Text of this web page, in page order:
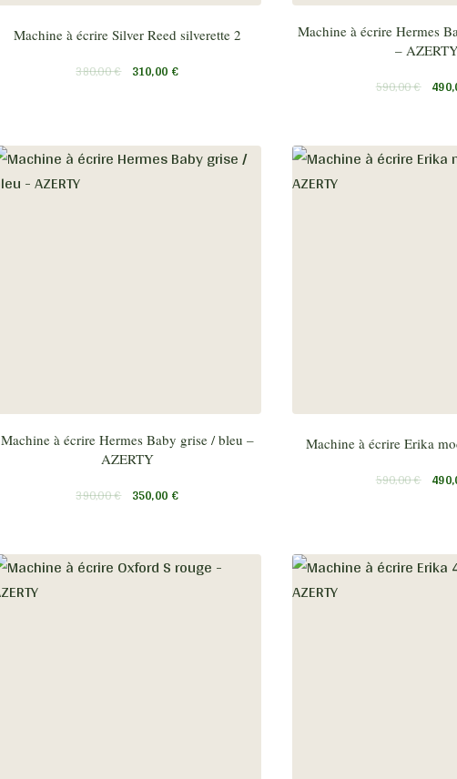
Machine à écrire Silver Reed silverette 2
380,00€ 310,00 €
Machine à écrire Hermes
–
590,00€
Machine à écrire Hermes Baby grise / bleu –
AZERTY
390,00€ 350,00 €
Machine à écrire Erika
590,00€